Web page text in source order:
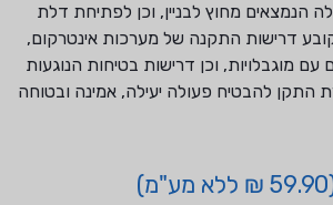
הנמצאים מחוץ לבניין, וכן לפתיחת דלת
קובע דרישות התקנה של מערכות אינטרקום,
עם מוגבלויות, וכן דרישות בטיחות הנוגעות
להבטיח פעולה יעילה, אמינה ובטוחה
מע"מ)